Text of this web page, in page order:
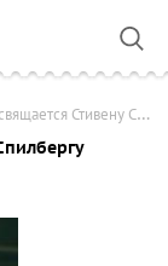
Стивену Спилбергу